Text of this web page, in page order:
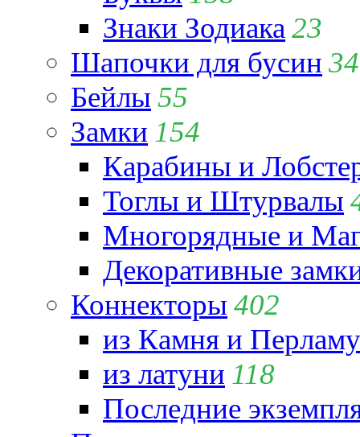
Знаки Зодиака 23
Шапочки для бусин 34
Бейлы 55
Замки 154
Карабины и
Тоглы и Штурвалы
Многорядные и
Декоративные
Коннекторы 402
из Камня и
из латуни 118
Последние